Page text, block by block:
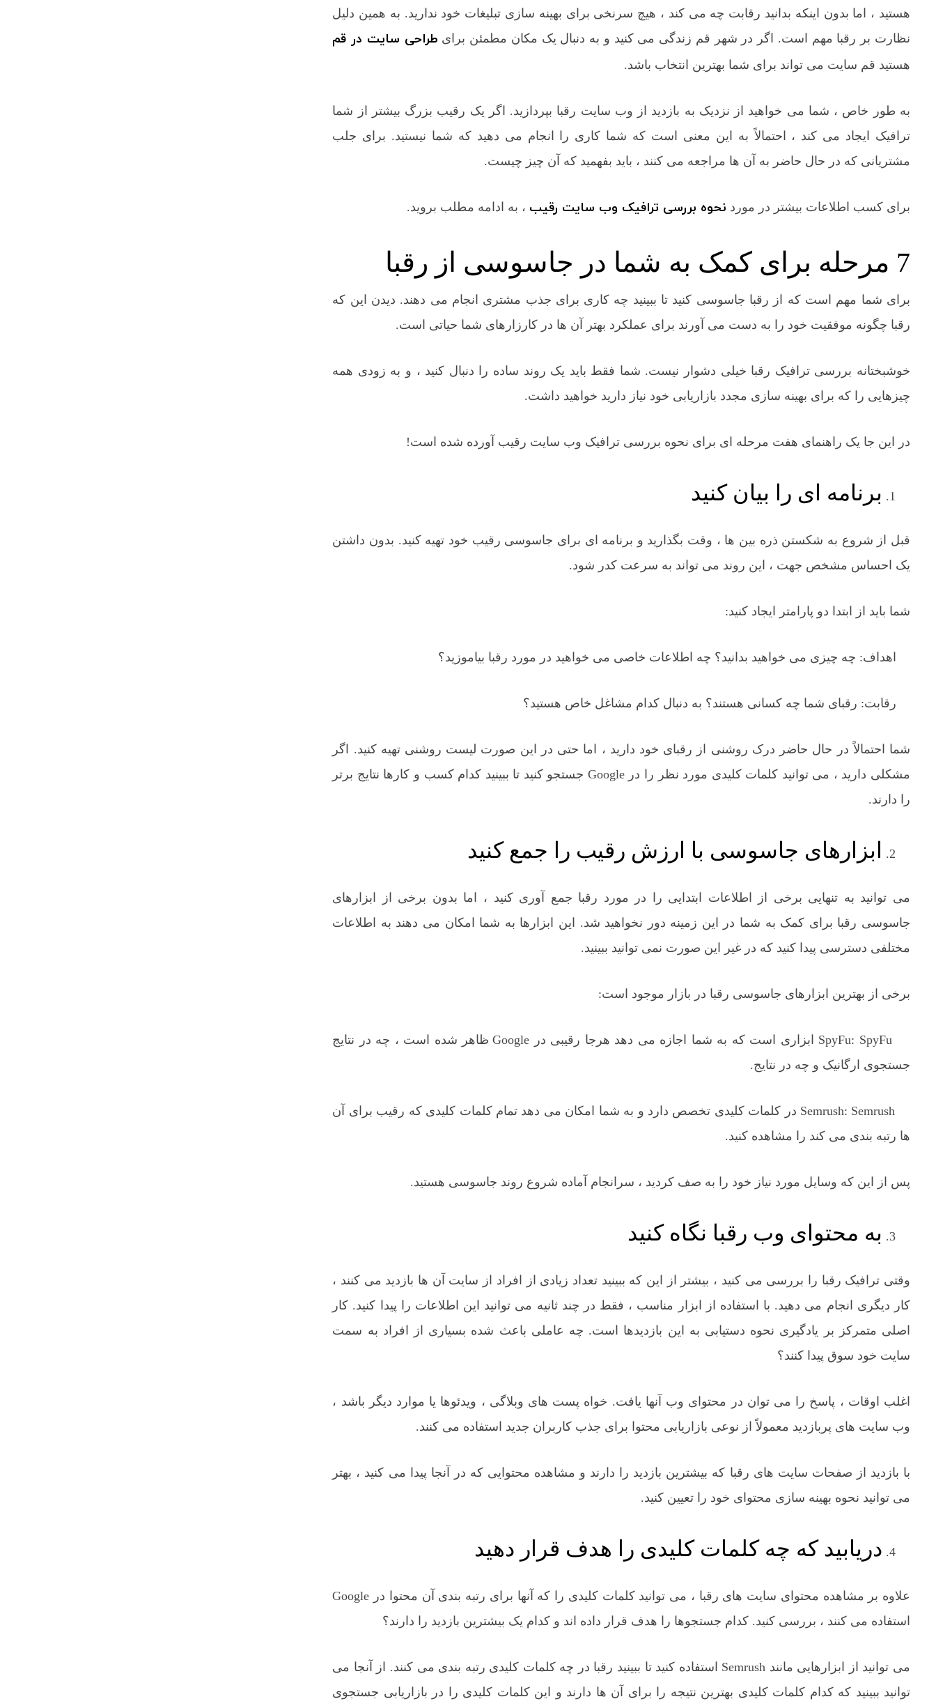
هستید ، اما بدون اینکه بدانید رقابت چه می کند ، هیچ سرنخی برای بهینه سازی تبلیغات خود ندارید. به همین دلیل
نظارت بر رقبا مهم است. اگر در شهر قم زندگی می کنید و به دنبال یک مکان مطمئن برای طراحی سایت در قم
هستید قم سایت می تواند برای شما بهترین انتخاب باشد.
به طور خاص ، شما می خواهید از نزدیک به بازدید از وب سایت رقبا بپردازید. اگر یک رقیب بزرگ بیشتر از شما
ترافیک ایجاد می کند ، احتمالاً به این معنی است که شما کاری را انجام می دهید که شما نیستید. برای جلب
مشتریانی که در حال حاضر به آن ها مراجعه می کنند ، باید بفهمید که آن چیز چیست.
برای کسب اطلاعات بیشتر در مورد نحوه بررسی ترافیک وب سایت رقیب ، به ادامه مطلب بروید.
7 مرحله برای کمک به شما در جاسوسی از رقبا
برای شما مهم است که از رقبا جاسوسی کنید تا ببینید چه کاری برای جذب مشتری انجام می دهند. دیدن این که
رقبا چگونه موفقیت خود را به دست می آورند برای عملکرد بهتر آن ها در کارزارهای شما حیاتی است.
خوشبختانه بررسی ترافیک رقبا خیلی دشوار نیست. شما فقط باید یک روند ساده را دنبال کنید ، و به زودی همه
چیزهایی را که برای بهینه سازی مجدد بازاریابی خود نیاز دارید خواهید داشت.
در این جا یک راهنمای هفت مرحله ای برای نحوه بررسی ترافیک وب سایت رقیب آورده شده است!
برنامه ای را بیان کنید
قبل از شروع به شکستن ذره بین ها ، وقت بگذارید و برنامه ای برای جاسوسی رقیب خود تهیه کنید. بدون داشتن
یک احساس مشخص جهت ، این روند می تواند به سرعت کدر شود.
شما باید از ابتدا دو پارامتر ایجاد کنید:
اهداف: چه چیزی می خواهید بدانید؟ چه اطلاعات خاصی می خواهید در مورد رقبا بیاموزید؟
رقابت: رقبای شما چه کسانی هستند؟ به دنبال کدام مشاغل خاص هستید؟
شما احتمالاً در حال حاضر درک روشنی از رقبای خود دارید ، اما حتی در این صورت لیست روشنی تهیه کنید. اگر
مشکلی دارید ، می توانید کلمات کلیدی مورد نظر را در Google جستجو کنید تا ببینید کدام کسب و کارها نتایج برتر
را دارند.
ابزارهای جاسوسی با ارزش رقیب را جمع کنید
می توانید به تنهایی برخی از اطلاعات ابتدایی را در مورد رقبا جمع آوری کنید ، اما بدون برخی از ابزارهای
جاسوسی رقبا برای کمک به شما در این زمینه دور نخواهید شد. این ابزارها به شما امکان می دهند به اطلاعات
مختلفی دسترسی پیدا کنید که در غیر این صورت نمی توانید ببینید.
برخی از بهترین ابزارهای جاسوسی رقبا در بازار موجود است:
SpyFu: SpyFu ابزاری است که به شما اجازه می دهد هرجا رقیبی در Google ظاهر شده است ، چه در نتایج
جستجوی ارگانیک و چه در نتایج.
Semrush: Semrush در کلمات کلیدی تخصص دارد و به شما امکان می دهد تمام کلمات کلیدی که رقیب برای آن
ها رتبه بندی می کند را مشاهده کنید.
پس از این که وسایل مورد نیاز خود را به صف کردید ، سرانجام آماده شروع روند جاسوسی هستید.
به محتوای وب رقبا نگاه کنید
وقتی ترافیک رقبا را بررسی می کنید ، بیشتر از این که ببینید تعداد زیادی از افراد از سایت آن ها بازدید می کنند ،
کار دیگری انجام می دهید. با استفاده از ابزار مناسب ، فقط در چند ثانیه می توانید این اطلاعات را پیدا کنید. کار
اصلی متمرکز بر یادگیری نحوه دستیابی به این بازدیدها است. چه عاملی باعث شده بسیاری از افراد به سمت
سایت خود سوق پیدا کنند؟
اغلب اوقات ، پاسخ را می توان در محتوای وب آنها یافت. خواه پست های وبلاگی ، ویدئوها یا موارد دیگر باشد ،
وب سایت های پربازدید معمولاً از نوعی بازاریابی محتوا برای جذب کاربران جدید استفاده می کنند.
با بازدید از صفحات سایت های رقبا که بیشترین بازدید را دارند و مشاهده محتوایی که در آنجا پیدا می کنید ، بهتر
می توانید نحوه بهینه سازی محتوای خود را تعیین کنید.
دریابید که چه کلمات کلیدی را هدف قرار دهید
علاوه بر مشاهده محتوای سایت های رقبا ، می توانید کلمات کلیدی را که آنها برای رتبه بندی آن محتوا در Google
استفاده می کنند ، بررسی کنید. کدام جستجوها را هدف قرار داده اند و کدام یک بیشترین بازدید را دارند؟
می توانید از ابزارهایی مانند Semrush استفاده کنید تا ببینید رقبا در چه کلمات کلیدی رتبه بندی می کنند. از آنجا می
توانید ببینید که کدام کلمات کلیدی بهترین نتیجه را برای آن ها دارند و این کلمات کلیدی را در بازاریابی جستجوی